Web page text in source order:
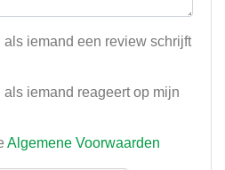
als iemand een review schrijft
iemand reageert op mijn
Algemene Voorwaarden